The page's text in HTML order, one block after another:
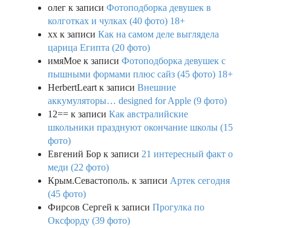
олег к записи Фотоподборка девушек в
колготках и чулках (40 фото) 18+
xx к записи Как на самом деле выглядела
царица Египта (20 фото)
имяМое к записи Фотоподборка девушек с
пышными формами плюс сайз (45 фото) 18+
HerbertLeart к записи Внешние
аккумуляторы… designed for Apple (9 фото)
12== к записи Как австралийские
школьники празднуют окончание школы (15
фото)
Евгений Бор к записи 21 интересный факт о
меди (22 фото)
Крым.Севастополь. к записи Артек сегодня
(45 фото)
Фирсов Сергей к записи Прогулка по
Оксфорду (39 фото)